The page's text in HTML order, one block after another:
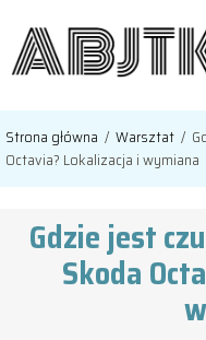
Strona główna / Warsztat /
Octavia? Lokalizacja i wymiana
Gdzie jest
Skoda